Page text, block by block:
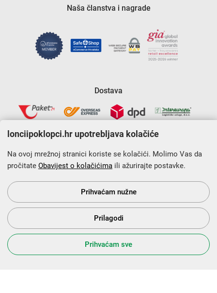
Naša članstva i nagrade
Dostava
Krajnji primatelj financijskog instrumenta sufinanciranog iz
Europskog fonda za regionalni razvoj u sklopu Operativnog
programa „Konkurentnost i kohezija”.
s Vama od 2014. godine!
lonciipoklopci.hr upotrebljava kolačiće
Na ovoj mrežnoj stranici koriste se kolačići. Molimo Vas da
pročitate Obavijest o kolačićima ili ažurirajte postavke.
Prihvaćam nužne
Prilagodi
Prihvaćam sve